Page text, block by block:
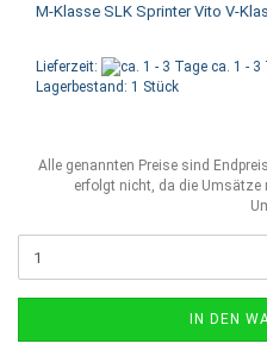
M-Klasse SLK Sprinter Vito V-
Lieferzeit:
ca. 1 - 3
Lagerbestand: 1 Stück
Alle genannten Preise sind
erfolgt nicht, da die Umsätze
IN DEN